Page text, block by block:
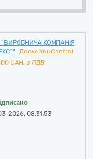
"ВИРОБНИЧА КОМПАНІЯ
Досьє YouControl
UAH, з ПДВ
2026, 08:31:53